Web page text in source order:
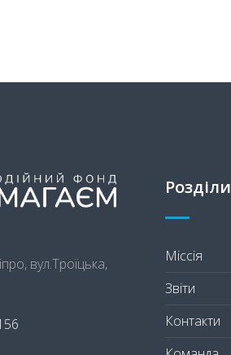
вул.Троїцька,
Розділи
Міссія
Звіти
Контакти